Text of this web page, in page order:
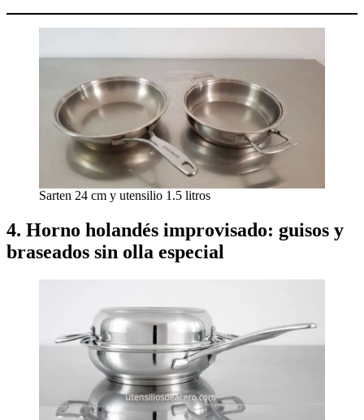
Sarten 24 cm y utensilio 1.5 litros
4. Horno holandés improvisado: guisos y
braseados sin olla especial